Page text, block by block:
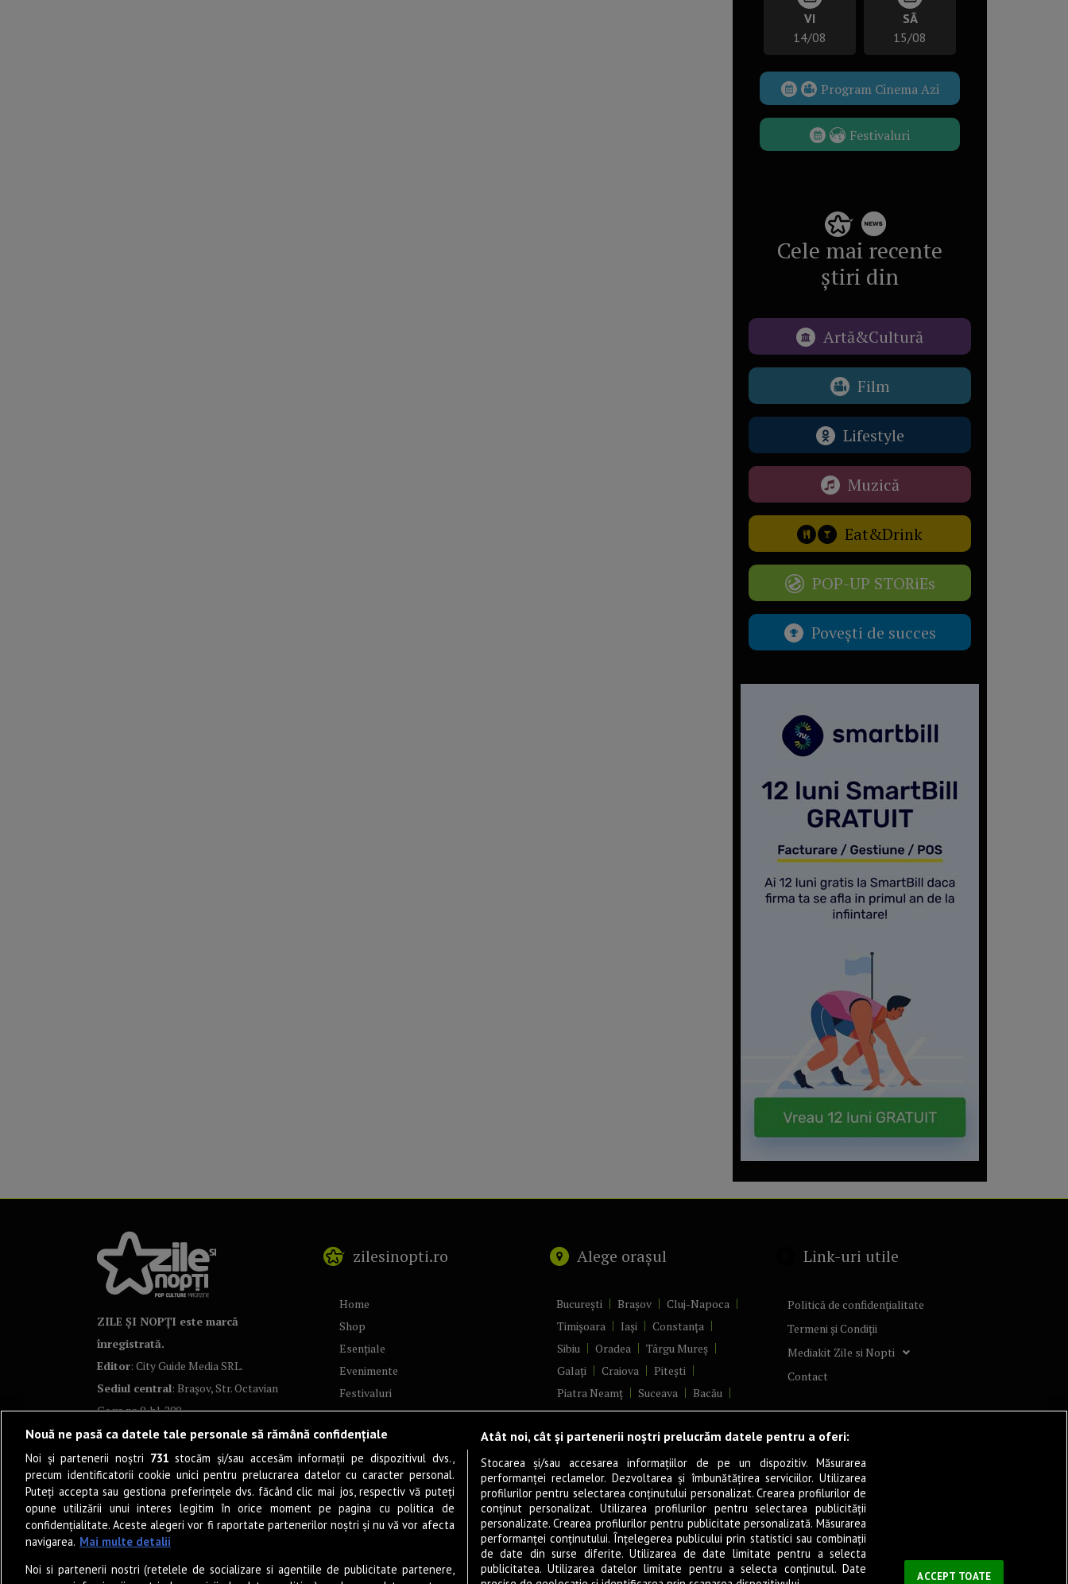
VI
14/08
SÂ
15/08
Program Cinema Azi
Festivaluri
Cele mai recente
știri din
Artă&Cultură
Film
Lifestyle
Muzică
Eat&Drink
POP-UP STORiEs
Povești de succes
ZILE ȘI NOPȚI este marcă
înregistrată.
Editor: City Guide Media SRL.
Sediul central: Brașov, Str. Octavian
Goga nr. 9, bl. 290
zilesinopti.ro
Home
Shop
Esențiale
Evenimente
Festivaluri
Concerte
Artă & Cultură
Teatru
Film
Program filme
Lifestyle
Muzică
Alege orașul
București Brașov
Cluj-Napoca
Timișoara
Iași
Constanța
Sibiu
Oradea
Târgu Mureș
Galați
Craiova
Pitești
Piatra Neamț
Suceava
Bacău
Brăila
Ploiești
Râmnicu Vâlcea
Alba Iulia
Arad
Bistrița
Baia Mare
Satu Mare
Sfântu Gheorghe
Deva
Focșani
Tulcea
Târgu Jiu
Alexandria
Botoșani
Buzău Vaslui
Reșița
Târgoviște
Drobeta-Turnu Severin
Călărași
Link-uri utile
Politică de confidențialitate
Termeni și Condiții
Mediakit Zile si Nopti
Contact
Nouă ne pasă ca datele tale personale să rămână confidențiale
Noi și partenerii noștri 731 stocăm și/sau accesăm informații pe dispozitivul dvs.,
precum identificatorii cookie unici pentru prelucrarea datelor cu caracter personal.
Puteți accepta sau gestiona preferințele dvs. făcând clic mai jos, respectiv vă puteți
opune utilizării unui interes legitim în orice moment pe pagina cu politica de
confidențialitate. Aceste alegeri vor fi raportate partenerilor noștri și nu vă vor afecta
navigarea. Mai multe detalii
Noi si partenerii nostri (retelele de socializare si agentiile de publicitate partenere,
Atât noi, cât și partenerii noștri prelucrăm datele pentru a oferi:
Stocarea și/sau accesarea informațiilor de pe un dispozitiv. Măsurarea
performanței reclamelor. Dezvoltarea și îmbunătățirea serviciilor. Utilizarea
profilurilor pentru selectarea conținutului personalizat. Crearea profilurilor de
conținut personalizat. Utilizarea profilurilor pentru selectarea publicității
personalizate. Crearea profilurilor pentru publicitate personalizată. Măsurarea
performanței conținutului. Înțelegerea publicului prin statistici sau combinații
de date din surse diferite. Utilizarea de date limitate pentru a selecta
publicitatea. Utilizarea datelor limitate pentru a selecta conținutul. Date
ACCEPT TOATE